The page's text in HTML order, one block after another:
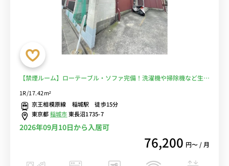
【禁煙ルーム】ローテーブル・ソファ完備！洗濯機や掃除機など生活
メリア稲城ショッピングセンターまで徒歩約10分■選べるWi-Fi格安
レンタル中！
1R/17.42m²
京王相模原線 稲城駅 徒歩15分
東京都稲城市東長沼1735-7
2026年09月10日から入居可
76,200 円〜 / 月